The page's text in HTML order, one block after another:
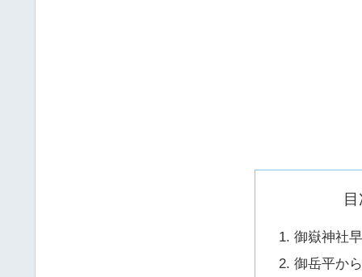
御嶽神社
御岳平か